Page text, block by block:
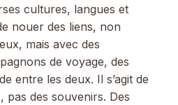
cultures, langues et
nouer des liens, non
mais avec des
de voyage, des
entre les deux. Il s’agit de
pas des souvenirs. Des